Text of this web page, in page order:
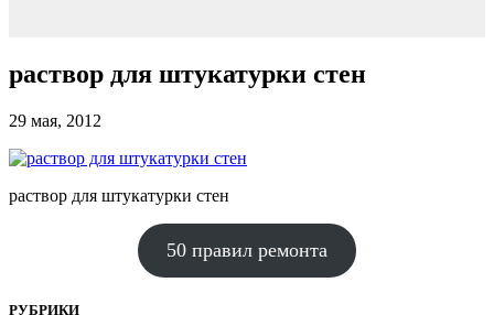
раствор для штукатурки стен
29 мая, 2012
раствор для штукатурки стен
50 правил ремонта
РУБРИКИ